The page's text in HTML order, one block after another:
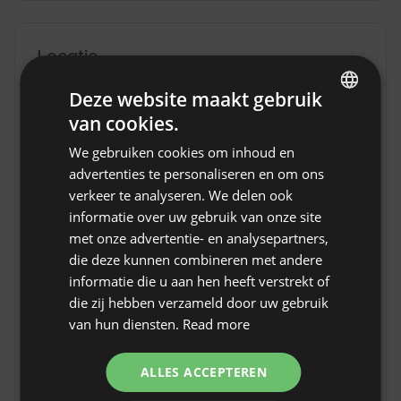
Locatie
Sitio para autocaravanas - Finca El
Refugio en Socuéllamos
GERMAN
ITALIAN
FRENCH
CZECH
Deze website maakt gebruik
van cookies.
We gebruiken cookies om inhoud en
advertenties te personaliseren en om ons
verkeer te analyseren. We delen ook
informatie over uw gebruik van onze site
met onze advertentie- en analysepartners,
die deze kunnen combineren met andere
informatie die u aan hen heeft verstrekt of
die zij hebben verzameld door uw gebruik
van hun diensten. Read more
ALLES ACCEPTEREN